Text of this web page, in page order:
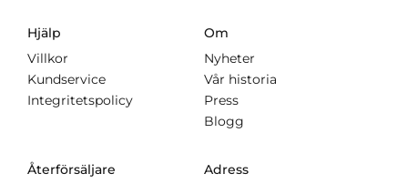
Hjälp
Villkor
Kundservice
Integritetspolicy
Om
Nyheter
Vår historia
Press
Blogg
Återförsäljare Adress